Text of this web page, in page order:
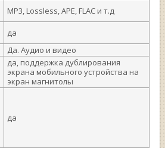
MP3, Lossless, APE, FLAC и т.д
да
Да. Аудио и видео
да, поддержка дублирования
экрана мобильного устройства на
экран магнитолы
да